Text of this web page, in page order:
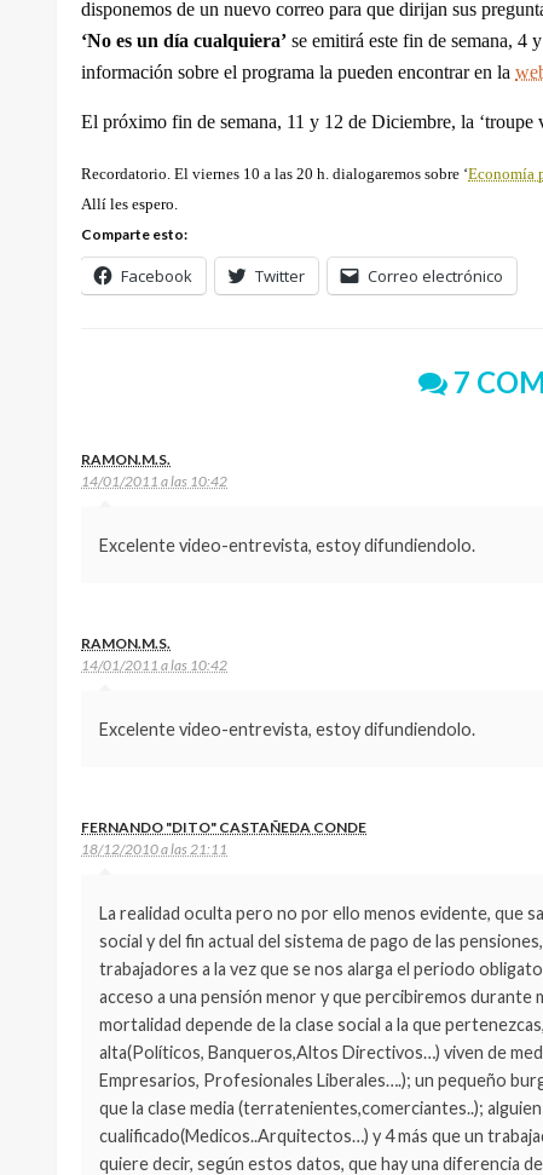
disponemos de un nuevo correo para que dirijan sus
‘No es un día cualquiera’ se emitirá este fin de semana, 4
información sobre el programa la pueden encontrar en la
El próximo fin de semana, 11 y 12 de Diciembre, la ‘troupe
Recordatorio. El viernes 10 a las 20 h. dialogaremos sobre ‘Economía
Allí les espero.
Comparte esto:
Facebook Twitter Correo electrónico
7
RAMON.M.S.
14/01/2011 a las 10:42
Excelente video-entrevista, estoy difundiendolo.
RAMON.M.S.
14/01/2011 a las 10:42
Excelente video-entrevista, estoy difundiendolo.
FERNANDO "DITO" CASTAÑEDA CONDE
18/12/2010 a las 21:11
La realidad oculta pero no por ello menos evidente, que
social y del fin actual del sistema de pago de las
trabajadores a la vez que se nos alarga el periodo
acceso a una pensión menor y que percibiremos durante
mortalidad depende de la clase social a la que
alta(Políticos, Banqueros,Altos Directivos…) viven de
Empresarios, Profesionales Liberales….); un pequeño
que la clase media (terratenientes,comerciantes..);
cualificado(Medicos..Arquitectos…) y 4 más que un
quiere decir, según estos datos, que hay una diferencia